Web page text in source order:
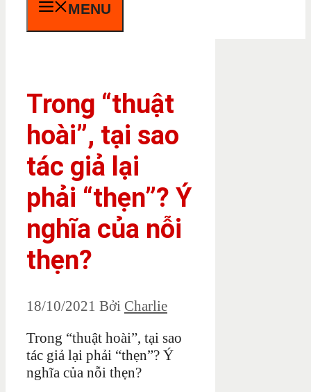
MENU
Trong “thuật
hoài”, tại sao
tác giả lại
phải “thẹn”? Ý
nghĩa của nỗi
thẹn?
18/10/2021 Bởi Charlie
Trong “thuật hoài”, tại sao
tác giả lại phải “thẹn”? Ý
nghĩa của nỗi thẹn?